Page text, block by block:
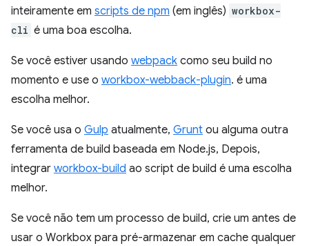
inteiramente em scripts de npm (em inglês) workbox-
cli é uma boa escolha.
Se você estiver usando webpack como seu build no
momento e use o workbox-webback-plugin. é uma
escolha melhor.
Se você usa o Gulp atualmente, Grunt ou alguma outra
ferramenta de build baseada em Node.js, Depois,
integrar workbox-build ao script de build é uma escolha
melhor.
Se você não tem um processo de build, crie um antes de
usar o Workbox para pré-armazenar em cache qualquer